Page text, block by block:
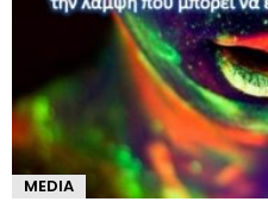
MEDIA